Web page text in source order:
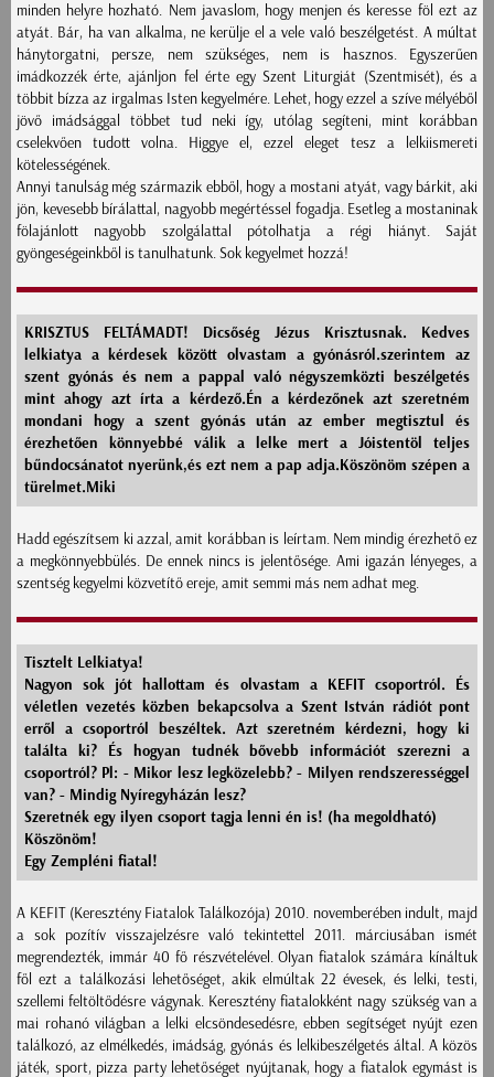
minden helyre hozható. Nem javaslom, hogy menjen és keresse föl ezt az
atyát. Bár, ha van alkalma, ne kerülje el a vele való beszélgetést. A múltat
hánytorgatni, persze, nem szükséges, nem is hasznos. Egyszerűen
imádkozzék érte, ajánljon fel érte egy Szent Liturgiát (Szentmisét), és a
többit bízza az irgalmas Isten kegyelmére. Lehet, hogy ezzel a szíve mélyéből
jövő imádsággal többet tud neki így, utólag segíteni, mint korábban
cselekvően tudott volna. Higgye el, ezzel eleget tesz a lelkiismereti
kötelességének.
Annyi tanulság még származik ebből, hogy a mostani atyát, vagy bárkit, aki
jön, kevesebb bírálattal, nagyobb megértéssel fogadja. Esetleg a mostaninak
fölajánlott nagyobb szolgálattal pótolhatja a régi hiányt. Saját
gyöngeségeinkből is tanulhatunk. Sok kegyelmet hozzá!
KRISZTUS FELTÁMADT! Dicsőség Jézus Krisztusnak. Kedves
lelkiatya a kérdesek között olvastam a gyónásról.szerintem az
szent gyónás és nem a pappal való négyszemközti beszélgetés
mint ahogy azt írta a kérdező.Én a kérdezőnek azt szeretném
mondani hogy a szent gyónás után az ember megtisztul és
érezhetően könnyebbé válik a lelke mert a Jóistentöl teljes
bűndocsánatot nyerünk,és ezt nem a pap adja.Köszönöm szépen a
türelmet.Miki
Hadd egészítsem ki azzal, amit korábban is leírtam. Nem mindig érezhető ez
a megkönnyebbülés. De ennek nincs is jelentősége. Ami igazán lényeges, a
szentség kegyelmi közvetítő ereje, amit semmi más nem adhat meg.
Tisztelt Lelkiatya!
Nagyon sok jót hallottam és olvastam a KEFIT csoportról. És
véletlen vezetés közben bekapcsolva a Szent István rádiót pont
erről a csoportról beszéltek. Azt szeretném kérdezni, hogy ki
találta ki? És hogyan tudnék bővebb információt szerezni a
csoportról? Pl: - Mikor lesz legközelebb? - Milyen rendszerességgel
van? - Mindig Nyíregyházán lesz?
Szeretnék egy ilyen csoport tagja lenni én is! (ha megoldható)
Köszönöm!
Egy Zempléni fiatal!
A KEFIT (Keresztény Fiatalok Találkozója) 2010. novemberében indult, majd
a sok pozítív visszajelzésre való tekintettel 2011. márciusában ismét
megrendezték, immár 40 fő részvételével. Olyan fiatalok számára kínáltuk
fől ezt a találkozási lehetőséget, akik elmúltak 22 évesek, és lelki, testi,
szellemi feltöltődésre vágynak. Keresztény fiatalokként nagy szükség van a
mai rohanó világban a lelki elcsöndesedésre, ebben segítséget nyújt ezen
találkozó, az elmélkedés, imádság, gyónás és lelkibeszélgetés által. A közös
játék, sport, pizza party lehetőséget nyújtanak, hogy a fiatalok egymást is